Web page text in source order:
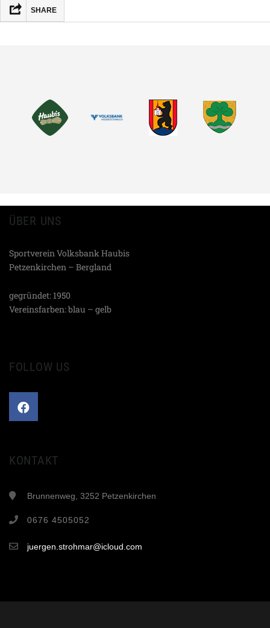
SHARE
TEILEN
ÜBER UNS
Sportverein Volksbank Haubis
Petzenkirchen – Bergland
gegründet: 1950
Vereinsfarben: blau – gelb
FOLLOW US
KONTAKT
Brunnenweg, 3252 Petzenkirchen
0676 4505052
juergen.strohmar@icloud.com